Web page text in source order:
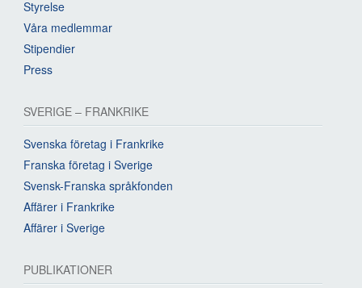
Styrelse
Våra medlemmar
Stipendier
Press
SVERIGE – FRANKRIKE
Svenska företag i Frankrike
Franska företag i Sverige
Svensk-Franska språkfonden
Affärer i Frankrike
Affärer i Sverige
PUBLIKATIONER